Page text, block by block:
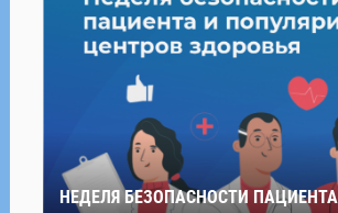
НЕДЕЛЯ БЕЗОПАСНОСТИ ПАЦИЕНТА